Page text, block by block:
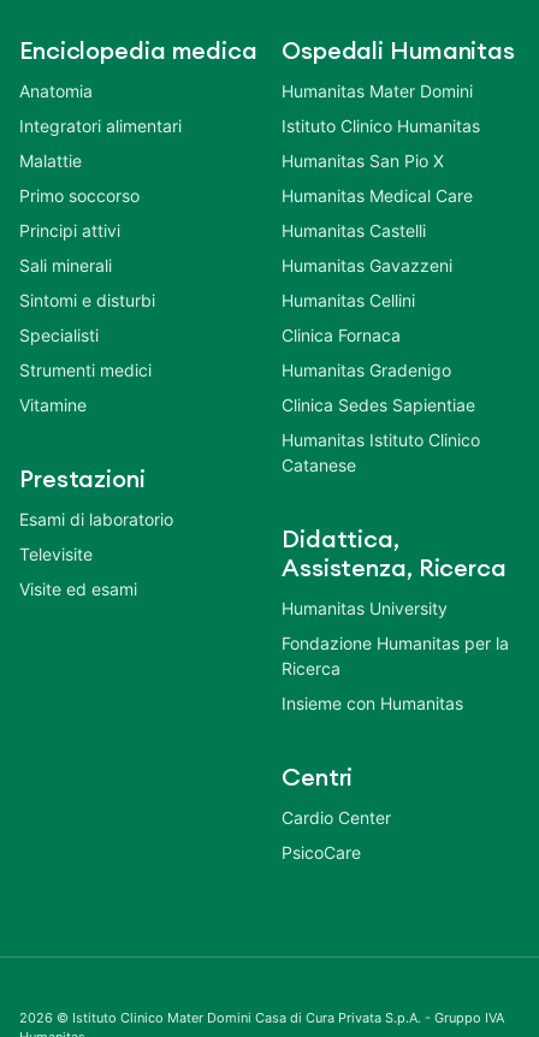
Enciclopedia medica
Anatomia
Integratori alimentari
Malattie
Primo soccorso
Principi attivi
Sali minerali
Sintomi e disturbi
Specialisti
Strumenti medici
Vitamine
Prestazioni
Esami di laboratorio
Televisite
Visite ed esami
Ospedali Humanitas
Humanitas Mater Domini
Istituto Clinico Humanitas
Humanitas San Pio X
Humanitas Medical Care
Humanitas Castelli
Humanitas Gavazzeni
Humanitas Cellini
Clinica Fornaca
Humanitas Gradenigo
Clinica Sedes Sapientiae
Humanitas Istituto Clinico
Catanese
Didattica,
Assistenza, Ricerca
Humanitas University
Fondazione Humanitas per la
Ricerca
Insieme con Humanitas
Centri
Cardio Center
PsicoCare
2026 © Istituto Clinico Mater Domini Casa di Cura Privata S.p.A. - Gruppo IVA